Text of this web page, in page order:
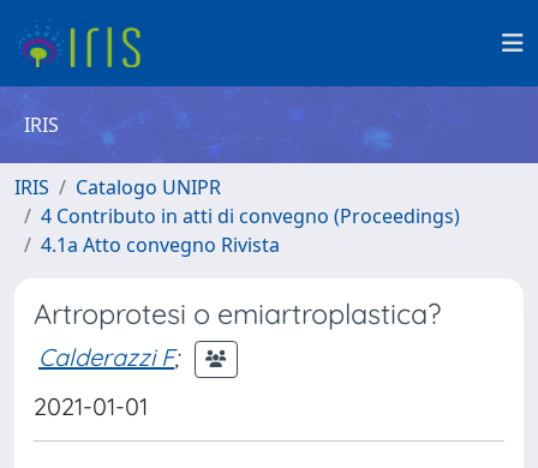
IRIS
IRIS
Catalogo UNIPR
4 Contributo in atti di convegno (Proceedings)
4.1a Atto convegno Rivista
Artroprotesi o emiartroplastica?
Calderazzi F;
2021-01-01